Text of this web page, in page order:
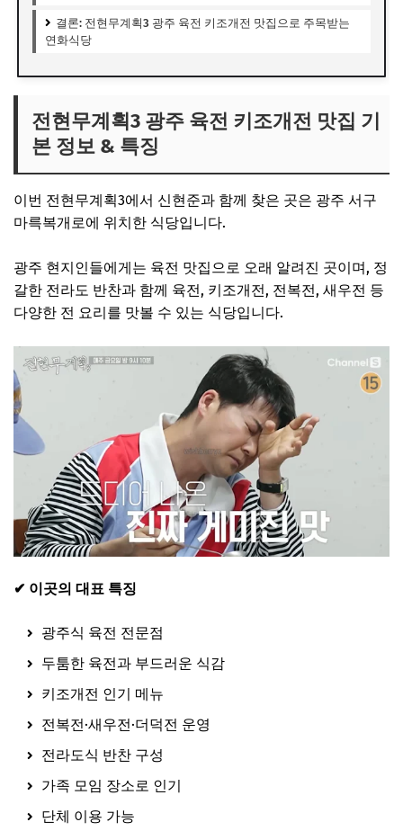
결론: 전현무계획3 광주 육전 키조개전 맛집으로 주목받는
연화식당
전현무계획3 광주 육전 키조개전 맛집 기
본 정보 & 특징
이번 전현무계획3에서 신현준과 함께 찾은 곳은 광주 서구
마륵복개로에 위치한 식당입니다.
광주 현지인들에게는 육전 맛집으로 오래 알려진 곳이며, 정
갈한 전라도 반찬과 함께 육전, 키조개전, 전복전, 새우전 등
다양한 전 요리를 맛볼 수 있는 식당입니다.
✔ 이곳의 대표 특징
광주식 육전 전문점
두툼한 육전과 부드러운 식감
키조개전 인기 메뉴
전복전·새우전·더덕전 운영
전라도식 반찬 구성
가족 모임 장소로 인기
단체 이용 가능